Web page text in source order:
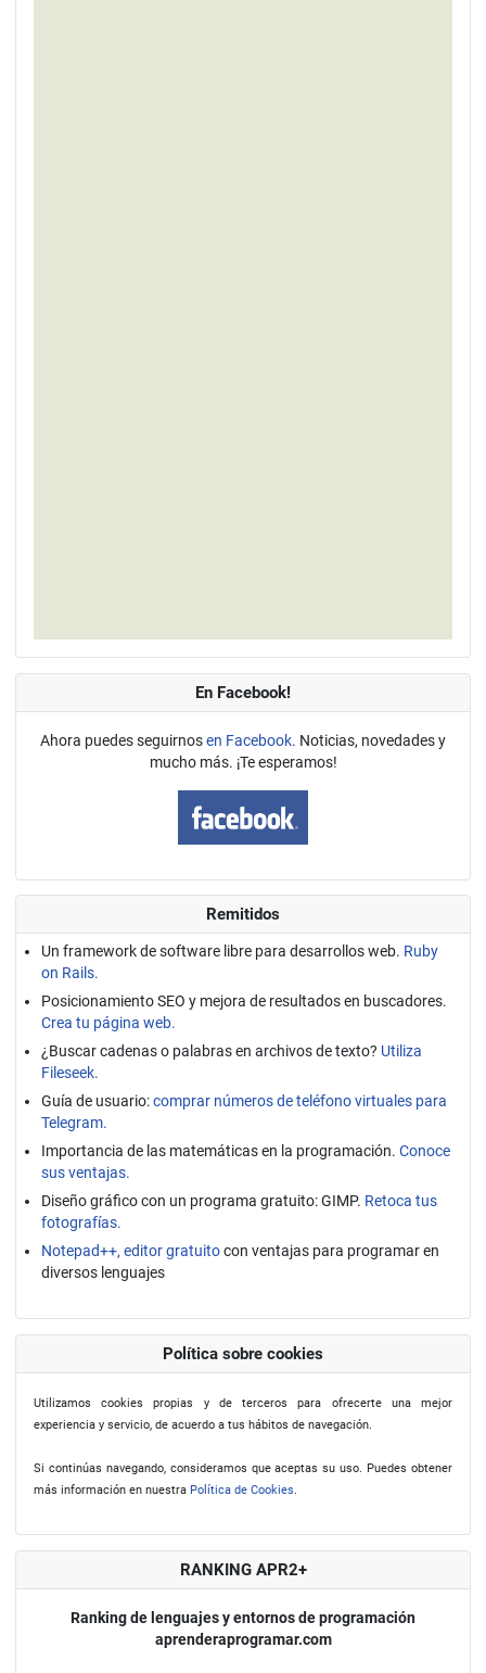
En Facebook!
Ahora puedes seguirnosen Facebook. Noticias, novedades y
mucho más. ¡Te esperamos!
Remitidos
Un framework de software libre para desarrollos web. Ruby
on Rails.
Posicionamiento SEO y mejora de resultados en buscadores.
Crea tu página web.
¿Buscar cadenas o palabras en archivos de texto? Utiliza
Fileseek.
Guía de usuario:comprar números de teléfono virtuales para
Telegram.
Importancia de las matemáticas en la programación. Conoce
sus ventajas.
Diseño gráfico con un programa gratuito: GIMP. Retoca tus
fotografías.
Notepad++, editor gratuitocon ventajas para programar en
diversos lenguajes
Política sobre cookies
Utilizamos cookies propias y de terceros para ofrecerte una mejor
experiencia y servicio, de acuerdo a tus hábitos de navegación.
Si continúas navegando, consideramos que aceptas su uso. Puedes obtener
más información en nuestra Política de Cookies.
RANKING APR2+
Ranking de lenguajes y entornos de programación
aprenderaprogramar.com